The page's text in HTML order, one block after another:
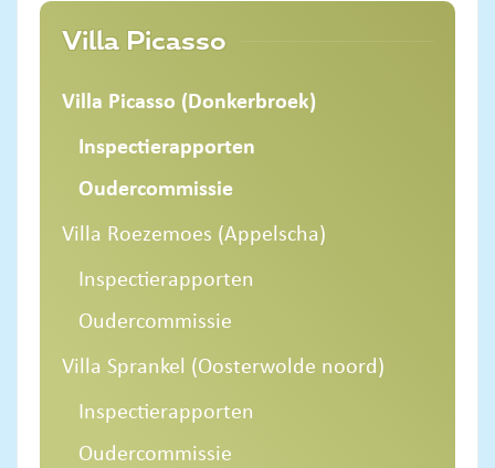
Villa Picasso
Villa Picasso (Donkerbroek)
Inspectierapporten
Oudercommissie
Villa Roezemoes (Appelscha)
Inspectierapporten
Oudercommissie
Villa Sprankel (Oosterwolde noord)
Inspectierapporten
Oudercommissie